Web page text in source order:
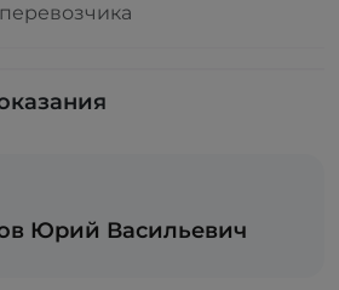
Юрий Васильевич